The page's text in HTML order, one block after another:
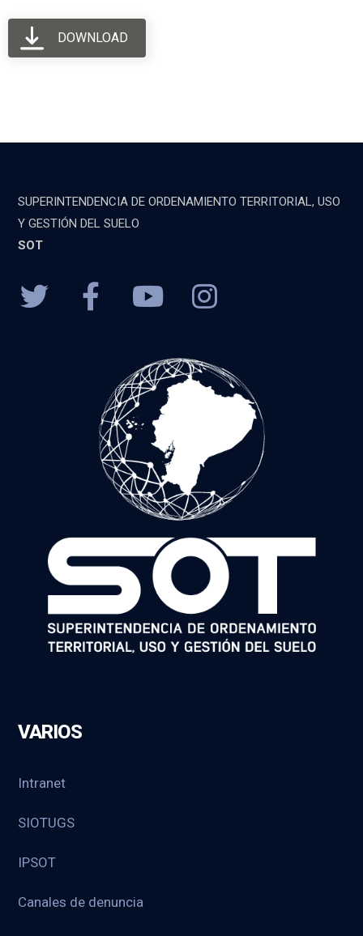
DOWNLOAD
SUPERINTENDENCIA DE ORDENAMIENTO TERRITORIAL, USO
Y GESTIÓN DEL SUELO
SOT
VARIOS
Intranet
SIOTUGS
IPSOT
Canales de denuncia